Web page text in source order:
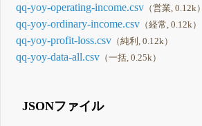
qq-yoy-operating-income.csv （営業, 0.12k）
qq-yoy-ordinary-income.csv （経常, 0.12k）
qq-yoy-profit-loss.csv （純利, 0.12k）
qq-yoy-data-all.csv （一括, 0.25k）
JSONファイル